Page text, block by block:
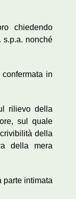
chiedendo
s.p.a. nonché
in
rilievo della
sul quale
della
della mera
parte intimata